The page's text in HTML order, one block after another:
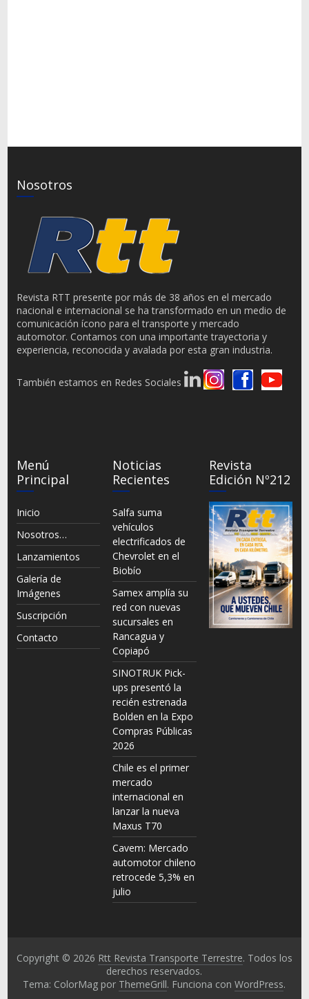
Nosotros
Revista RTT presente por más de 38 años en el mercado
nacional e internacional se ha transformado en un medio de
comunicación ícono para el transporte y mercado
automotor. Contamos con una importante trayectoria y
experiencia, reconocida y avalada por esta gran industria.
También estamos en Redes Sociales
Menú
Principal
Inicio
Nosotros…
Lanzamientos
Galería de
Imágenes
Suscripción
Contacto
Noticias
Recientes
Salfa suma
vehículos
electrificados de
Chevrolet en el
Biobío
Samex amplía su
red con nuevas
sucursales en
Rancagua y
Copiapó
SINOTRUK Pick-
ups presentó la
recién estrenada
Bolden en la Expo
Compras Públicas
2026
Chile es el primer
mercado
internacional en
lanzar la nueva
Maxus T70
Cavem: Mercado
automotor chileno
retrocede 5,3% en
julio
Revista
Edición Nº212
Copyright © 2026 Rtt Revista Transporte Terrestre. Todos los
derechos reservados.
Tema: ColorMag por ThemeGrill. Funciona conWordPress.